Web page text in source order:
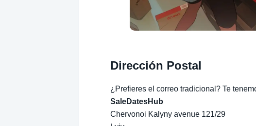
Dirección Postal
¿Prefieres el correo tradicional? Te
SaleDatesHub
Chervonoi Kalyny avenue 121/29